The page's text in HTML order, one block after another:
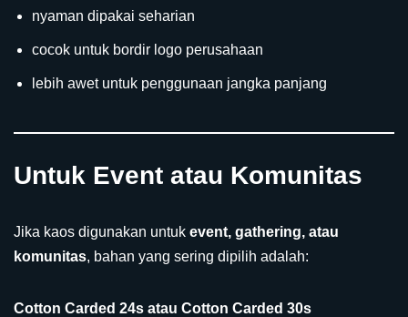
nyaman dipakai seharian
cocok untuk bordir logo perusahaan
lebih awet untuk penggunaan jangka panjang
Untuk Event atau Komunitas
Jika kaos digunakan untuk event, gathering, atau
komunitas, bahan yang sering dipilih adalah:
Cotton Carded 24s atau Cotton Carded 30s